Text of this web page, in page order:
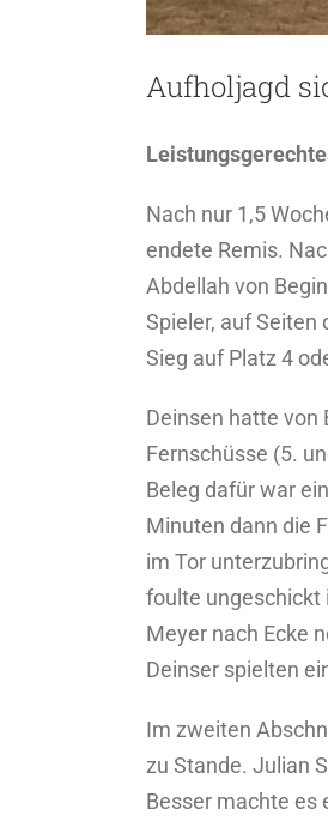
Aufholjagd
Nach nur 1,5
endete Remis.
Abdellah von
Spieler, auf
Sieg auf Platz 4
Deinsen hatte von
Fernschüsse (5.
Beleg dafür war
Minuten dann die
im Tor
foulte ungeschickt
Meyer nach Ecke
Deinser spielten
Im zweiten
zu Stande. Julian
Besser machte es